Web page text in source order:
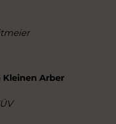
Arber